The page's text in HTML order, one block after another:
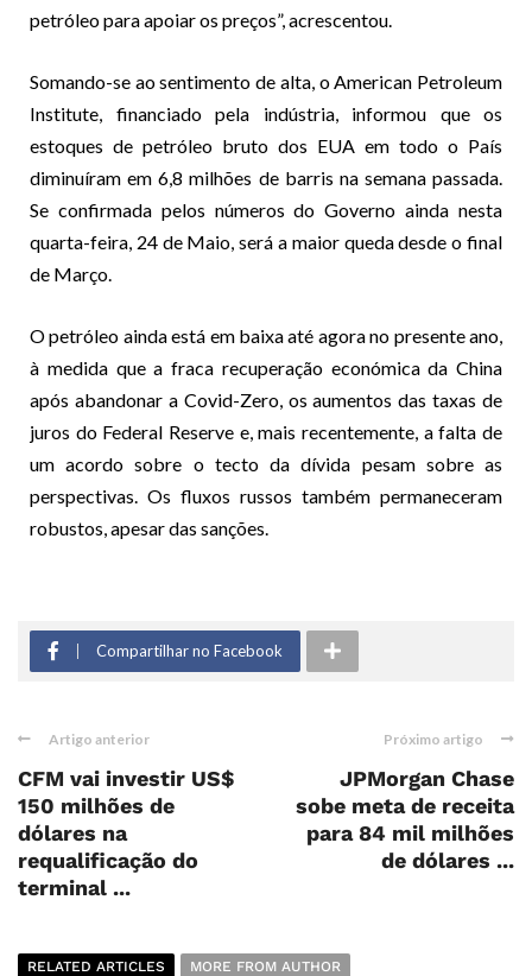
petróleo para apoiar os preços”, acrescentou.
Somando-se ao sentimento de alta, o American Petroleum
Institute, financiado pela indústria, informou que os
estoques de petróleo bruto dos EUA em todo o País
diminuíram em 6,8 milhões de barris na semana passada.
Se confirmada pelos números do Governo ainda nesta
quarta-feira, 24 de Maio, será a maior queda desde o final
de Março.
O petróleo ainda está em baixa até agora no presente ano,
à medida que a fraca recuperação económica da China
após abandonar a Covid-Zero, os aumentos das taxas de
juros do Federal Reserve e, mais recentemente, a falta de
um acordo sobre o tecto da dívida pesam sobre as
perspectivas. Os fluxos russos também permaneceram
robustos, apesar das sanções.
Compartilhar no Facebook
Artigo anterior
CFM vai investir US$
150 milhões de
dólares na
requalificação do
terminal ...
Próximo artigo
JPMorgan Chase
sobe meta de receita
para 84 mil milhões
de dólares ...
RELATED ARTICLES
MORE FROM AUTHOR